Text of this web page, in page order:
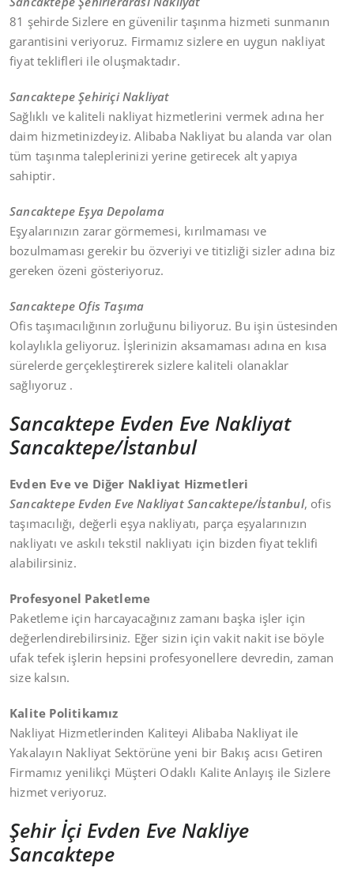
81 şehirde Sizlere en güvenilir taşınma hizmeti sunmanın
garantisini veriyoruz. Firmamız sizlere en uygun nakliyat
fiyat teklifleri ile oluşmaktadır.
Sancaktepe Şehiriçi Nakliyat
Sağlıklı ve kaliteli nakliyat hizmetlerini vermek adına her
daim hizmetinizdeyiz. Alibaba Nakliyat bu alanda var olan
tüm taşınma taleplerinizi yerine getirecek alt yapıya
sahiptir.
Sancaktepe Eşya Depolama
Eşyalarınızın zarar görmemesi, kırılmaması ve
bozulmaması gerekir bu özveriyi ve titizliği sizler adına biz
gereken özeni gösteriyoruz.
Sancaktepe Ofis Taşıma
Ofis taşımacılığının zorluğunu biliyoruz. Bu işin üstesinden
kolaylıkla geliyoruz. İşlerinizin aksamaması adına en kısa
sürelerde gerçekleştirerek sizlere kaliteli olanaklar
sağlıyoruz .
Sancaktepe Evden Eve Nakliyat
Sancaktepe/İstanbul
Evden Eve ve Diğer Nakliyat Hizmetleri
Sancaktepe Evden Eve Nakliyat Sancaktepe/İstanbul, ofis
taşımacılığı, değerli eşya nakliyatı, parça eşyalarınızın
nakliyatı ve askılı tekstil nakliyatı için bizden fiyat teklifi
alabilirsiniz.
Profesyonel Paketleme
Paketleme için harcayacağınız zamanı başka işler için
değerlendirebilirsiniz. Eğer sizin için vakit nakit ise böyle
ufak tefek işlerin hepsini profesyonellere devredin, zaman
size kalsın.
Kalite Politikamız
Nakliyat Hizmetlerinden Kaliteyi Alibaba Nakliyat ile
Yakalayın Nakliyat Sektörüne yeni bir Bakış acısı Getiren
Firmamız yenilikçi Müşteri Odaklı Kalite Anlayış ile Sizlere
hizmet veriyoruz.
Şehir İçi Evden Eve Nakliye
Sancaktepe